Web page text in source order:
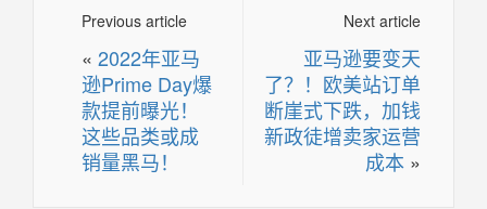
Next article
亚马逊要变天
了？！欧美站订单
断崖式下跌，加钱
新政徒增卖家运营
成本 »
Previous article
« 2022年亚马
逊Prime Day爆
款提前曝光！
这些品类或成
销量黑马！